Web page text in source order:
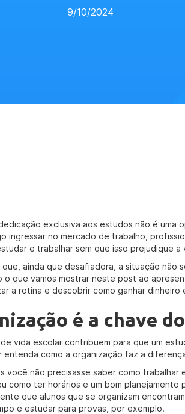
9/10/2024
exclusiva aos estudos não é uma
ingressar no mercado de trabalho,
e trabalhar sem que isso prejudique a
ainda que desafiadora, a situação não
o que vamos mostrar neste post ao
a rotina e descobrir como ganhar dinheiro
é a chave
vida escolar contribuem para que um
entenda como a organização faz a
você não precisasse saber como
como ter horários e um bom
que alunos que se organizam
e estudar para provas, por exemplo.